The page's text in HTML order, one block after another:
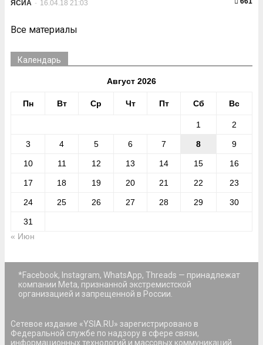
ЯСИА - 16.04.18 21:03
Все материалы
Календарь
Август 2026
Пн Вт Ср Чт Пт Сб Вс
1 2
3 4 5 6 7 8 9
10 11 12 13 14 15 16
17 18 19 20 21 22 23
24 25 26 27 28 29 30
31
« Июн
*Facebook, Instagram, WhatsApp, Threads — принадлежат
компании Meta, признанной экстремистской
организацией и запрещенной в России.
Сетевое издание «YSIA.RU» зарегистрировано в
Федеральной службе по надзору в сфере связи,
информационных технологий и массовых коммуникаций